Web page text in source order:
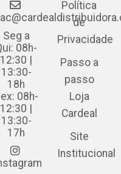
Seg a
08h-
12:30 |
13:30-
18h
08h-
12:30 |
13:30-
17h
Política
de
Privacidade
Passo a
passo
Loja
Cardeal
Site
Institucional